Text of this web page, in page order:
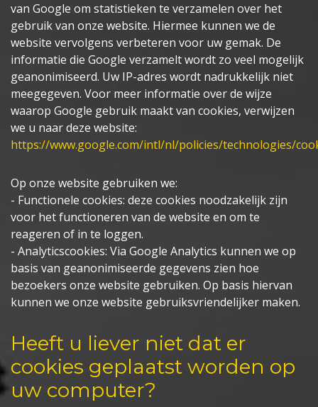
van Google om statistieken te verzamelen over het
gebruik van onze website. Hiermee kunnen we de
website vervolgens verbeteren voor uw gemak. De
informatie die Google verzamelt wordt zo veel mogelijk
geanonimiseerd. Uw IP-adres wordt nadrukkelijk niet
meegegeven. Voor meer informatie over de wijze
waarop Google gebruik maakt van cookies, verwijzen
we u naar deze website:
https://www.google.com/intl/nl/policies/technologies/
Op onze website gebruiken we:
- Functionele cookies: deze cookies noodzakelijk zijn
voor het functioneren van de website en om te
reageren of in te loggen.
- Analyticscookies: Via Google Analytics kunnen we op
basis van geanonimiseerde gegevens zien hoe
bezoekers onze website gebruiken. Op basis hiervan
kunnen we onze website gebruiksvriendelijker maken.
Heeft u liever niet dat er
cookies geplaatst worden op
uw computer?